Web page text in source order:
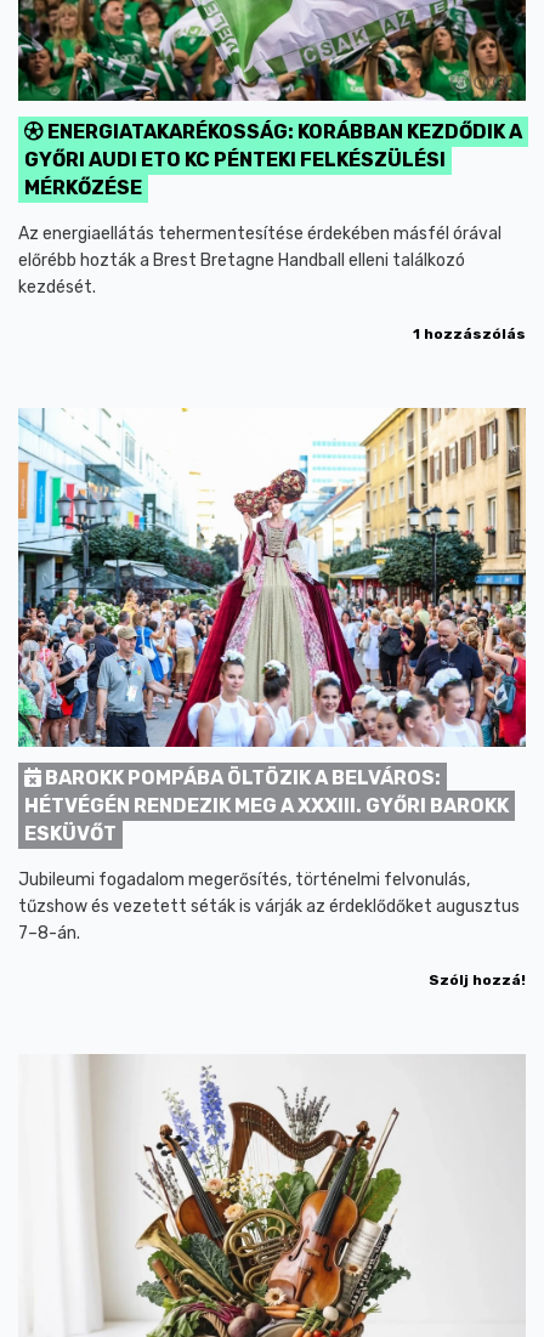
ENERGIATAKARÉKOSSÁG: KORÁBBAN KEZDŐDIK A
GYŐRI AUDI ETO KC PÉNTEKI FELKÉSZÜLÉSI
MÉRKŐZÉSE
Az energiaellátás tehermentesítése érdekében másfél órával
előrébb hozták a Brest Bretagne Handball elleni találkozó
kezdését.
1 hozzászólás
BAROKK POMPÁBA ÖLTÖZIK A BELVÁROS:
HÉTVÉGÉN RENDEZIK MEG A XXXIII. GYŐRI BAROKK
ESKÜVŐT
Jubileumi fogadalom megerősítés, történelmi felvonulás,
tűzshow és vezetett séták is várják az érdeklődőket augusztus
7–8-án.
Szólj hozzá!